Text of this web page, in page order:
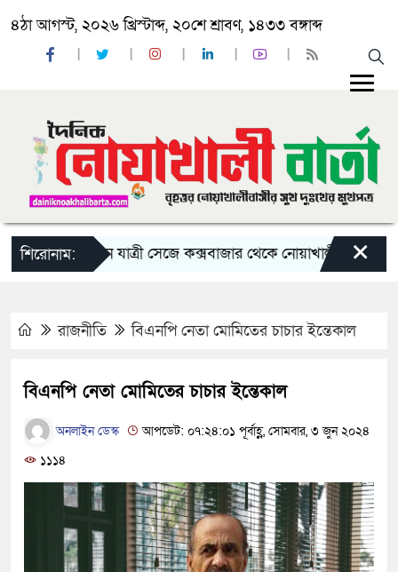
৪ঠা আগস্ট, ২০২৬ খ্রিস্টাব্দ, ২০শে শ্রাবণ, ১৪৩৩ বঙ্গাব্দ
শিরোনাম:
পরিবহনে যাত্রী সেজে কক্সবাজার থেকে নোয়াখালীতে ইয়াবা×
রাজনীতি বিএনপি নেতা মোমিতের চাচার ইন্তেকাল
বিএনপি নেতা মোমিতের চাচার ইন্তেকাল
অনলাইন ডেস্ক
আপডেট: ০৭:২৪:০১ পূর্বাহ্ণ, সোমবার, ৩ জুন ২০২৪
১১১৪